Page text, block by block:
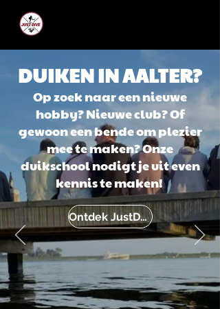
DUIKEN IN AALTER?
Op zoek naar een nieuwe
hobby? Nieuwe club? Of
gewoon een bende om plezier
mee te maken? Onze
duikschool nodigt je uit even
kennis te maken!
Ontdek JustDive